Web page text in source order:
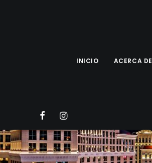
INICIO ACERCA DE